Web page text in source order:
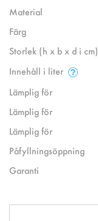
Material
Färg
Storlek (h x b x d i cm)
Innehåll i liter
Lämplig för
Lämplig för
Lämplig för
Påfyllningsöppning
Garanti